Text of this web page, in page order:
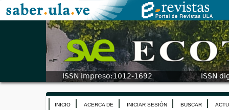
INICIO ACERCA DE INICIAR SESIÓN BUSCAR